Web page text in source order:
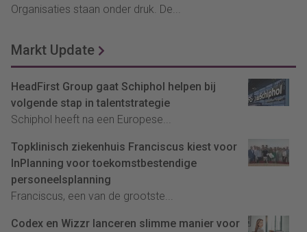
Organisaties staan onder druk. De...
Markt Update
HeadFirst Group gaat Schiphol helpen bij
volgende stap in talentstrategie
Schiphol heeft na een Europese...
Topklinisch ziekenhuis Franciscus kiest voor
InPlanning voor toekomstbestendige
personeelsplanning
Franciscus, een van de grootste...
Codex en Wizzr lanceren slimme manier voor